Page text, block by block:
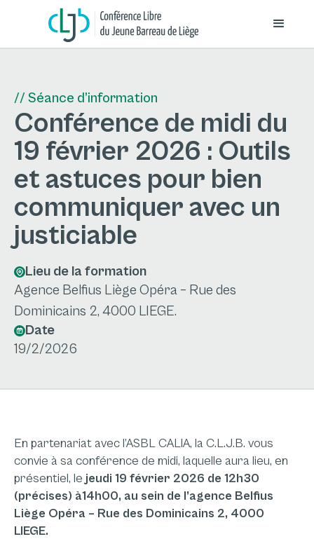
// Séance d’information
Conférence de midi du
19 février 2026 : Outils
et astuces pour bien
communiquer avec un
justiciable
Lieu de la formation
Agence Belfius Liège Opéra – Rue des
Dominicains 2, 4000 LIEGE.
Date
19/2/2026
En partenariat avec l’ASBL CALIA, la C.L.J.B. vous
convie à sa conférence de midi, laquelle aura lieu, en
présentiel, le jeudi 19 février 2026 de 12h30
(précises) à14h00, au sein de l’agence Belfius
Liège Opéra – Rue des Dominicains 2, 4000
LIEGE.